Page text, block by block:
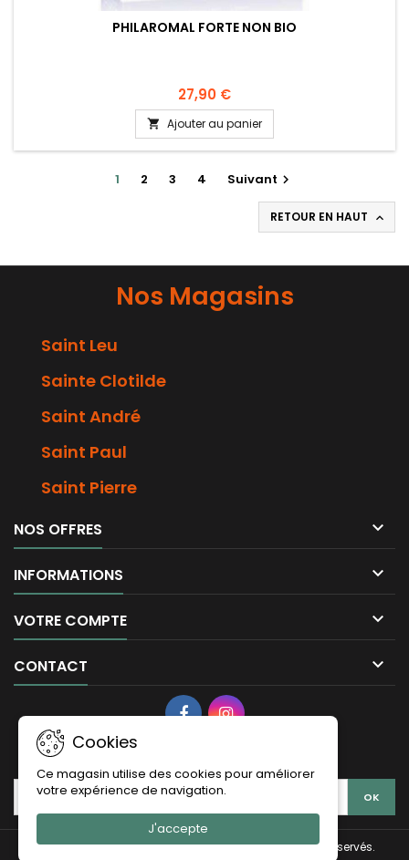
PHILAROMAL FORTE NON BIO
27,90 €
 Ajouter au panier
1 2 3 4 Suivant 
RETOUR EN HAUT 
Nos Magasins
Saint Leu
Sainte Clotilde
Saint André
Saint Paul
Saint Pierre
NOS OFFRES 
INFORMATIONS 
VOTRE COMPTE 
CONTACT 
Cookies
Ce magasin utilise des cookies pour améliorer
votre expérience de navigation.
J'accepte
© Copyright 2026 La Vie Claire Saint Leu. Tous droits réservés.